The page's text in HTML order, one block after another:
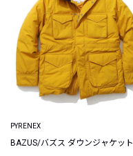
PYRENEX
BAZUS/バズス ダウンジャケット